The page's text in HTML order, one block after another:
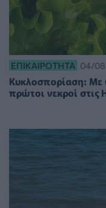
ΕΠΙΚΑΙΡΌΤΗΤΑ 04/
Κυκλοσπορίαση: Με
πρώτοι νεκροί